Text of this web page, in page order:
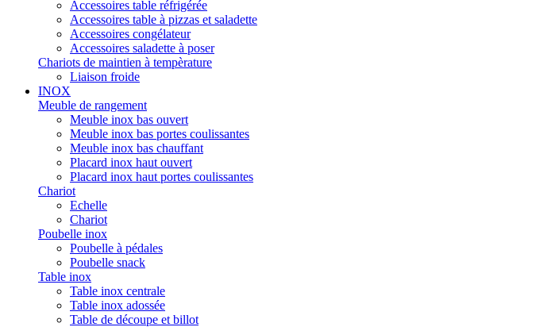
Accessoires table réfrigérée
Accessoires table à pizzas et saladette
Accessoires congélateur
Accessoires saladette à poser
Chariots de maintien à tempèrature
Liaison froide
INOX
Meuble de rangement
Meuble inox bas ouvert
Meuble inox bas portes coulissantes
Meuble inox bas chauffant
Placard inox haut ouvert
Placard inox haut portes coulissantes
Chariot
Echelle
Chariot
Poubelle inox
Poubelle à pédales
Poubelle snack
Table inox
Table inox centrale
Table inox adossée
Table de découpe et billot